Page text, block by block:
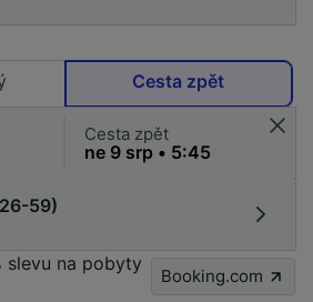
Cesta zpět
Cesta zpět
59)
slevu na pobyty
Booking.com